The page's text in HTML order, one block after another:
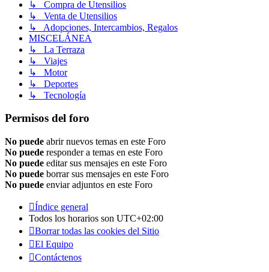
↳ Compra de Utensilios
↳ Venta de Utensilios
↳ Adopciones, Intercambios, Regalos
MISCELÁNEA
↳ La Terraza
↳ Viajes
↳ Motor
↳ Deportes
↳ Tecnología
Permisos del foro
No puede abrir nuevos temas en este Foro
No puede responder a temas en este Foro
No puede editar sus mensajes en este Foro
No puede borrar sus mensajes en este Foro
No puede enviar adjuntos en este Foro
Índice general
Todos los horarios son UTC+02:00
Borrar todas las cookies del Sitio
El Equipo
Contáctenos